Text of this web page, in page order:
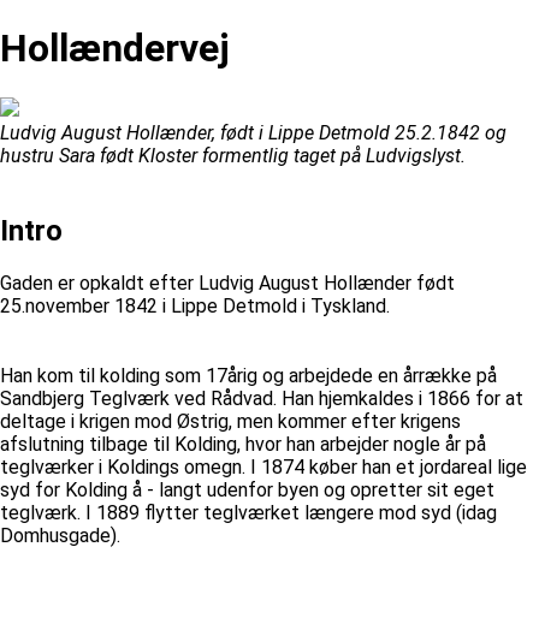
Hollændervej
Ludvig August Hollænder, født i Lippe Detmold 25.2.1842 og
hustru Sara født Kloster formentlig taget på Ludvigslyst.
Intro
Gaden er opkaldt efter Ludvig August Hollænder født
25.november 1842 i Lippe Detmold i Tyskland.
Han kom til kolding som 17årig og arbejdede en årrække på
Sandbjerg Teglværk ved Rådvad. Han hjemkaldes i 1866 for at
deltage i krigen mod Østrig, men kommer efter krigens
afslutning tilbage til Kolding, hvor han arbejder nogle år på
teglværker i Koldings omegn. I 1874 køber han et jordareal lige
syd for Kolding å - langt udenfor byen og opretter sit eget
teglværk. I 1889 flytter teglværket længere mod syd (idag
Domhusgade).